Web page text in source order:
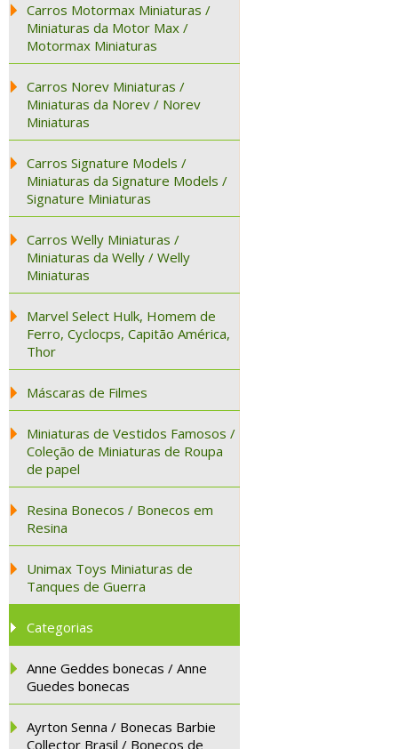
Carros Motormax Miniaturas /
Miniaturas da Motor Max /
Motormax Miniaturas
Carros Norev Miniaturas /
Miniaturas da Norev / Norev
Miniaturas
Carros Signature Models /
Miniaturas da Signature Models /
Signature Miniaturas
Carros Welly Miniaturas /
Miniaturas da Welly / Welly
Miniaturas
Marvel Select Hulk, Homem de
Ferro, Cyclocps, Capitão América,
Thor
Máscaras de Filmes
Miniaturas de Vestidos Famosos /
Coleção de Miniaturas de Roupa
de papel
Resina Bonecos / Bonecos em
Resina
Unimax Toys Miniaturas de
Tanques de Guerra
Categorias
Anne Geddes bonecas / Anne
Guedes bonecas
Ayrton Senna / Bonecas Barbie
Collector Brasil / Bonecos de